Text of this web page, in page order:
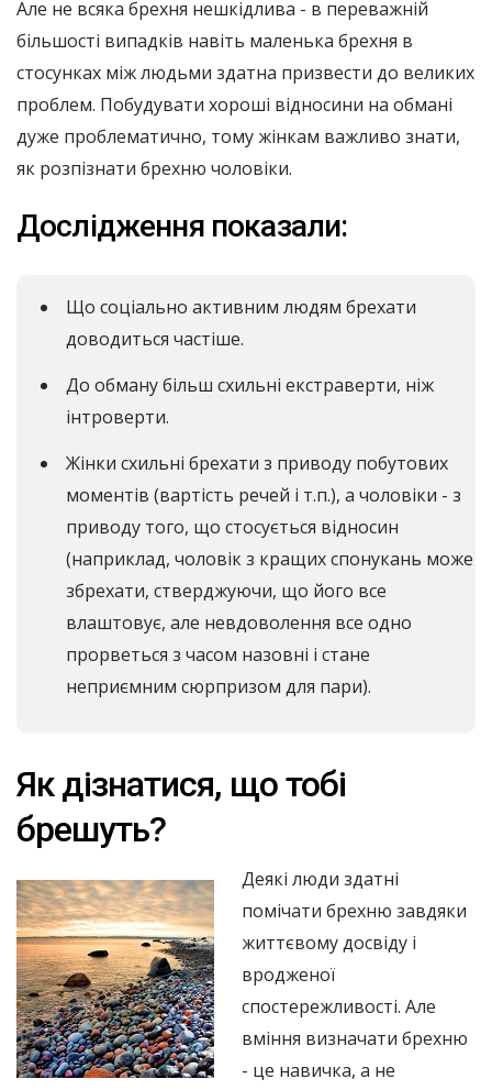
Але не всяка брехня нешкідлива - в переважній
більшості випадків навіть маленька брехня в
стосунках між людьми здатна призвести до великих
проблем. Побудувати хороші відносини на обмані
дуже проблематично, тому жінкам важливо знати,
як розпізнати брехню чоловіки.
Дослідження показали:
Що соціально активним людям брехати
доводиться частіше.
До обману більш схильні екстраверти, ніж
інтроверти.
Жінки схильні брехати з приводу побутових
моментів (вартість речей і т.п.), а чоловіки - з
приводу того, що стосується відносин
(наприклад, чоловік з кращих спонукань може
збрехати, стверджуючи, що його все
влаштовує, але невдоволення все одно
прорветься з часом назовні і стане
неприємним сюрпризом для пари).
Як дізнатися, що тобі
брешуть?
Деякі люди здатні
помічати брехню завдяки
життєвому досвіду і
вродженої
спостережливості. Але
вміння визначати брехню
- це навичка, а не